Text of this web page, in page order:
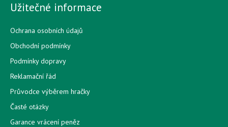
Užitečné informace
Ochrana osobních údajů
Obchodní podmínky
Podmínky dopravy
Reklamační řád
Průvodce výběrem hračky
Časté otázky
Garance vrácení peněz